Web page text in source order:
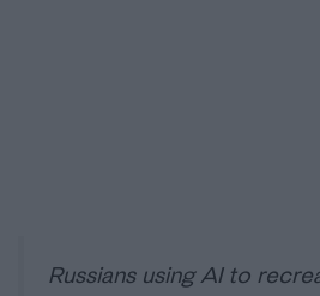
Russians using AI to